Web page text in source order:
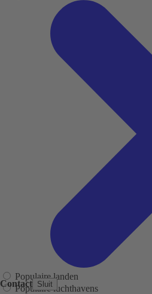
Contact Sluit
Populaire landen
Populaire luchthavens